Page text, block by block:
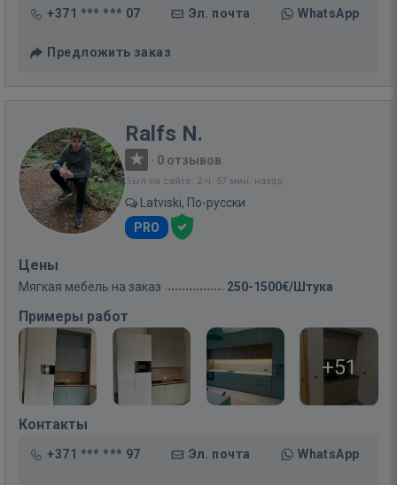
+371 *** *** 07 Эл. почта WhatsApp
Предложить заказ
Ralfs N.
· 0 отзывов
Был на сайте: 2 ч. 57 мин. назад
Latviski, По-русски
PRO
Цены
Мягкая мебель на заказ 250-1500€/Штука
Примеры работ
+51
Контакты
+371 *** *** 97 Эл. почта WhatsApp